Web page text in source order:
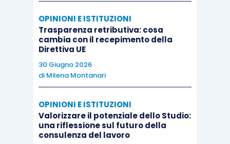
OPINIONI E ISTITUZIONI
Trasparenza retributiva: cosa
cambia con il recepimento della
Direttiva UE
30 Giugno 2026
di Milena Montanari
OPINIONI E ISTITUZIONI
Valorizzare il potenziale dello Studio:
una riflessione sul futuro della
consulenza del lavoro